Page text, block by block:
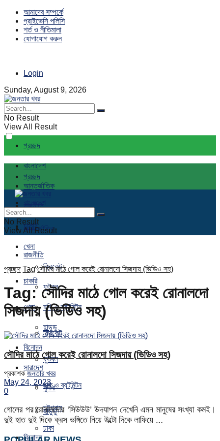
আমাদের সম্পর্কে
প্রাইভেসি পলিসি
শর্ত ও নীতিমালা
যোগাযোগ করুন
Login
Sunday, August 9, 2026
No Result
View All Result
প্রচ্ছদ
বাংলাদেশ
আন্তর্জাতিক
রাজনীতি
চাকরি
খেলা
ক্রিকেট
ফুটবল
হকি ও ব্যটমিন্টন
হাডুডু
বিনোদন
সারাদেশ
খুলনা
চট্টগ্রাম
ঢাকা
প্রচ্ছদ
বাংলাদেশ
আন্তর্জাতিক
রাজনীতি
চাকরি
খেলা
ক্রিকেট
ফুটবল
হকি ও ব্যটমিন্টন
হাডুডু
বিনোদন
No Result
View All Result
প্রচ্ছদ Tag সৌদির মাঠে গোল করেই রোনালদো সিজদায় (ভিডিও সহ)
Tag:সৌদির মাঠে গোল করেই রোনালদো
সিজদায় (ভিডিও সহ)
সৌদির মাঠে গোল করেই রোনালদো সিজদায় (ভিডিও সহ)
প্রকাশক জনতার খবর
May 24, 2023
0
গোলের পর রোনালদোর ‘সিউউউ’ উদযাপন দেখেনি এমন মানুষের সংখ্যা কমই।
দুই হাত দুই দিকে ক্রস ভঙ্গিতে নিয়ে উল্টো দিকে লাফিয়ে ...